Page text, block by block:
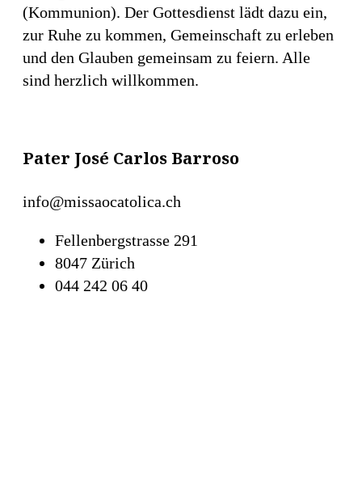
(Kommunion). Der Gottesdienst lädt dazu ein,
zur Ruhe zu kommen, Gemeinschaft zu erleben
und den Glauben gemeinsam zu feiern. Alle
sind herzlich willkommen.
Pater José Carlos Barroso
info@missaocatolica.ch
Fellenbergstrasse 291
8047 Zürich
044 242 06 40